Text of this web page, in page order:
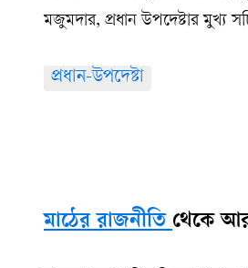
মজুমদার, প্রধান উপদেষ্টার মুখ্য
প্রধান-উপদেষ্টা
মাঠের রাজনীতি থেকে